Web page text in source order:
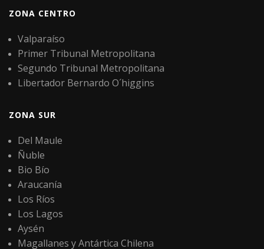
ZONA CENTRO
Valparaíso
Primer Tribunal Metropolitana
Segundo Tribunal Metropolitana
Libertador Bernardo O´higgins
ZONA SUR
Del Maule
Ñuble
Bio Bío
Araucanía
Los Ríos
Los Lagos
Aysén
Magallanes y Antártica Chilena